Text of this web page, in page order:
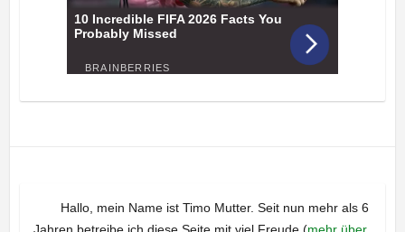
Hallo, mein Name ist Timo Mutter. Seit nun mehr als 6
Jahren betreibe ich diese Seite mit viel Freude (mehr über